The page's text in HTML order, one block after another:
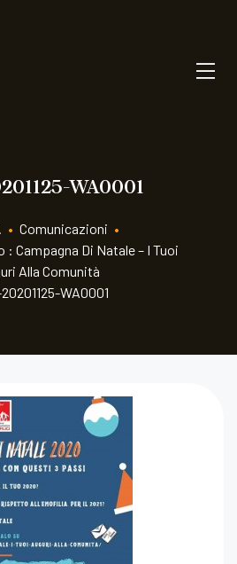
WA0001
• Comunicazioni •
: Campagna Di Natale – I Tuoi
Alla Comunità
WA0001